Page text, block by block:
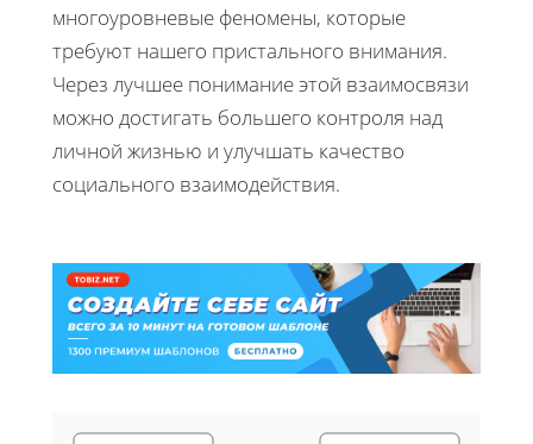
многоуровневые феномены, которые
требуют нашего пристального внимания.
Через лучшее понимание этой взаимосвязи
можно достигать большего контроля над
личной жизнью и улучшать качество
социального взаимодействия.